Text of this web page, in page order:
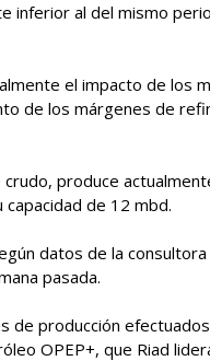
inferior al del mismo
el impacto de los
de los márgenes de
produce
de 12 mbd.
datos de la consultora
pasada.
de producción
OPEP+, que Riad